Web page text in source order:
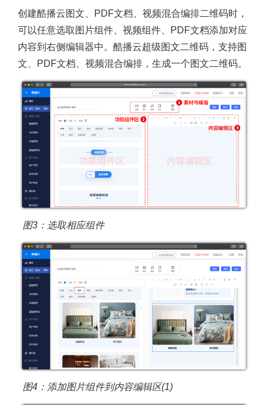
创建酷播云图文、PDF文档、视频混合编排二维码时，
可以任意选取图片组件、视频组件、PDF文档添加对应
内容到右侧编辑器中。酷播云超级图文二维码，支持图
文、PDF文档、视频混合编排，生成一个图文二维码。
图3：选取相应组件
图4：添加图片组件到内容编辑区(1)